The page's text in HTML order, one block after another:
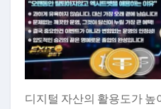
디지털 자산의 활용도가